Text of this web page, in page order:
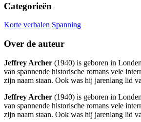
Categorieën
Korte verhalen Spanning
Over de auteur
Jeffrey Archer (1940) is geboren in
van spannende historische romans vele
zijn naam staan. Ook was hij jarenlang lid
Jeffrey Archer (1940) is geboren in
van spannende historische romans vele
zijn naam staan. Ook was hij jarenlang lid